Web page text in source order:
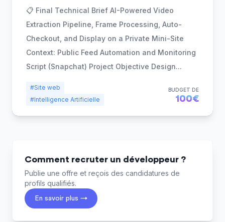
📋 Final Technical Brief AI-Powered Video
Extraction Pipeline, Frame Processing, Auto-
Checkout, and Display on a Private Mini-Site
Context: Public Feed Automation and Monitoring
Script (Snapchat) Project Objective Design...
#Site web
#Intelligence Artificielle
BUDGET DE
100€
Comment recruter un développeur ?
Publie une offre et reçois des candidatures de
profils qualifiés.
En savoir plus →